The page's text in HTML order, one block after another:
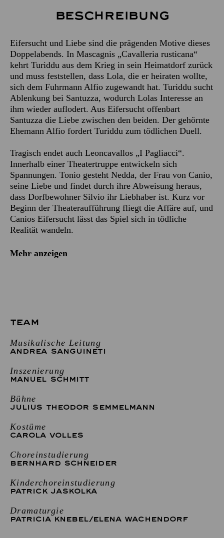
Beschreibung
Eifersucht und Liebe sind die prägenden Motive dieses
Doppelabends. In Mascagnis „Cavalleria rusticana“
kehrt Turiddu aus dem Krieg in sein Heimatdorf zurück
und muss feststellen, dass Lola, die er heiraten wollte,
sich dem Fuhrmann Alfio zugewandt hat. Turiddu sucht
Ablenkung bei Santuzza, wodurch Lolas Interesse an
ihm wieder auflodert. Aus Eifersucht offenbart
Santuzza die Liebe zwischen den beiden. Der gehörnte
Ehemann Alfio fordert Turiddu zum tödlichen Duell.
Tragisch endet auch Leoncavallos „I Pagliacci“.
Innerhalb einer Theatertruppe entwickeln sich
Spannungen. Tonio gesteht Nedda, der Frau von Canio,
seine Liebe und findet durch ihre Abweisung heraus,
dass Dorfbewohner Silvio ihr Liebhaber ist. Kurz vor
Beginn der Theateraufführung fliegt die Affäre auf, und
Canios Eifersucht lässt das Spiel sich in tödliche
Realität wandeln.
Mehr anzeigen
TEAM
Musikalische Leitung
ANDREA SANGUINETI
Inszenierung
MANUEL SCHMITT
Bühne
JULIUS THEODOR SEMMELMANN
Kostüme
CAROLA VOLLES
Choreinstudierung
BERNHARD SCHNEIDER
Kinderchoreinstudierung
PATRICK JASKOLKA
Dramaturgie
PATRICIA KNEBEL/ELENA WACHENDORF